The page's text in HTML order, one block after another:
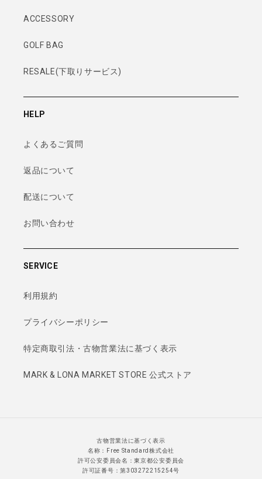
ACCESSORY
GOLF BAG
RESALE(下取りサービス)
HELP
よくあるご質問
返品について
配送について
お問い合わせ
SERVICE
利用規約
プライバシーポリシー
特定商取引法・古物営業法に基づく表示
MARK & LONA MARKET STORE 公式ストア
古物営業法に基づく表示
名称：Free Standard株式会社
許可公安委員会名：東京都公安委員会
許可証番号：第303272215254号